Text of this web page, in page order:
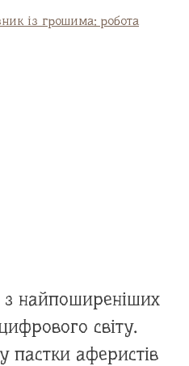
найпоширеніших
світу.
аферистів